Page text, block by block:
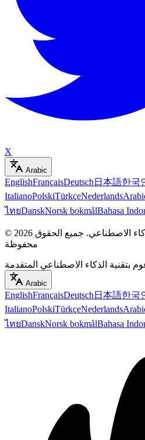
X
Arabic
EnglishFrançaisDeutsch 日本語한국
ItalianoPolskiTürkçeNederlands
ไทยDanskNorsk bokmålBahasa
© 2026 الاصطناعي. جميع الحقوق
محفوظة
بتقنية الذكاء الاصطناعي المتقدمة
Arabic
EnglishFrançaisDeutsch 日本語한국
ItalianoPolskiTürkçeNederlands
ไทยDanskNorsk bokmålBahasa